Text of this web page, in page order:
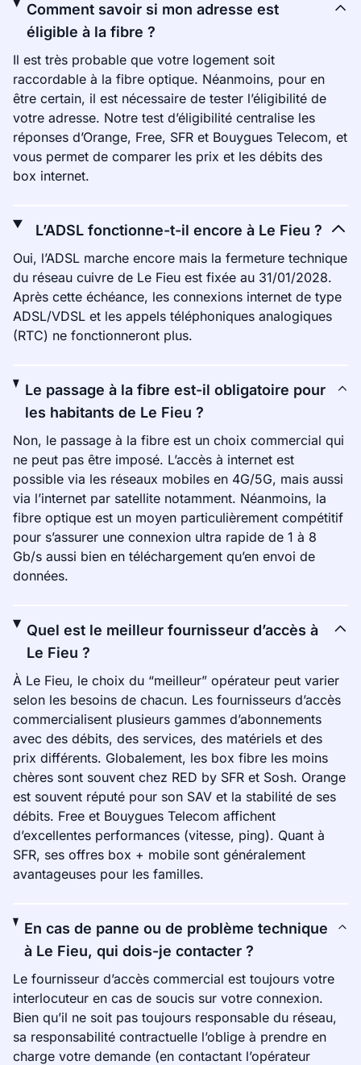
Comment savoir si mon adresse est
éligible à la fibre ?
Il est très probable que votre logement soit
raccordable à la fibre optique. Néanmoins, pour en
être certain, il est nécessaire de tester l’éligibilité de
votre adresse. Notre test d’éligibilité centralise les
réponses d’Orange, Free, SFR et Bouygues Telecom, et
vous permet de comparer les prix et les débits des
box internet.
L’ADSL fonctionne-t-il encore à Le Fieu ?
Oui, l’ADSL marche encore mais la fermeture technique
du réseau cuivre de Le Fieu est fixée au 31/01/2028.
Après cette échéance, les connexions internet de type
ADSL/VDSL et les appels téléphoniques analogiques
(RTC) ne fonctionneront plus.
Le passage à la fibre est-il obligatoire pour
les habitants de Le Fieu ?
Non, le passage à la fibre est un choix commercial qui
ne peut pas être imposé. L’accès à internet est
possible via les réseaux mobiles en 4G/5G, mais aussi
via l’internet par satellite notamment. Néanmoins, la
fibre optique est un moyen particulièrement compétitif
pour s’assurer une connexion ultra rapide de 1 à 8
Gb/s aussi bien en téléchargement qu’en envoi de
données.
Quel est le meilleur fournisseur d’accès à
Le Fieu ?
À Le Fieu, le choix du “meilleur” opérateur peut varier
selon les besoins de chacun. Les fournisseurs d’accès
commercialisent plusieurs gammes d’abonnements
avec des débits, des services, des matériels et des
prix différents. Globalement, les box fibre les moins
chères sont souvent chez RED by SFR et Sosh. Orange
est souvent réputé pour son SAV et la stabilité de ses
débits. Free et Bouygues Telecom affichent
d’excellentes performances (vitesse, ping). Quant à
SFR, ses offres box + mobile sont généralement
avantageuses pour les familles.
En cas de panne ou de problème technique
à Le Fieu, qui dois-je contacter ?
Le fournisseur d’accès commercial est toujours votre
interlocuteur en cas de soucis sur votre connexion.
Bien qu’il ne soit pas toujours responsable du réseau,
sa responsabilité contractuelle l’oblige à prendre en
charge votre demande (en contactant l’opérateur